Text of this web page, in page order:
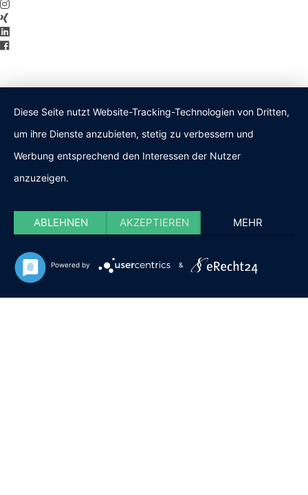
Diese Seite nutzt Website-Tracking-Technologien von Dritten,
um ihre Dienste anzubieten, stetig zu verbessern und
Werbung entsprechend den Interessen der Nutzer
anzuzeigen.
ABLEHNEN AKZEPTIEREN MEHR
Powered by &